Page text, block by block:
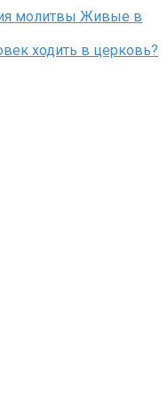
молитвы Живые в
ходить в церковь?